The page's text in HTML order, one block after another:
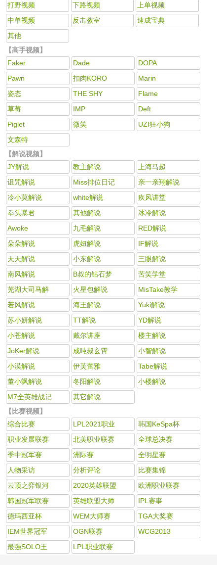
打野视频
下路视频
上单视频
中单视频
反击教室
速成宝典
其他
【高手视频】
Faker
Dade
DOPA
Pawn
扣肉KORO
Marin
姿态
THE SHY
Flame
草莓
IMP
Deft
Piglet
微笑
UZI狂小狗
文森特
【解说视频】
JY解说
教主解说
上海马超
诅咒解说
Miss排位日记
亲一亲翔解说
冷小莫解说
white解说
疾风讲堂
拳头暴君
其他解说
冰冷解说
Awoke
九毛解说
RED解说
朵朵解说
虎妞解说
IF解说
天天解说
小东解说
三眼解说
南风解说
B叔的钻石梦
苦笑学堂
芜湖大司马解
火星包解说
MisTake教学
若风解说
海王解说
Yuki解说
苏小妍解说
TT解说
YD解说
小苍解说
戴尔讲座
楼主解说
JoKer解说
成吨叔玄霄
小智解说
小漠解说
伊芙蕾雅
Tabe解说
董小飒解说
冬阳解说
小楼解说
M7全英雄战记
其它解说
【比赛视频】
综合比赛
LPL2021职业
韩国KeSpa杯
职业发展联赛
北美职业联赛
全球总决赛
季中冠军赛
洲际赛
全明星赛
人物采访
分析评论
比赛集锦
云顶之弈银河
2020英雄联盟
欧洲职业联赛
韩国冠军联赛
英雄联盟大师
IPL赛事
德玛西亚杯
WEM大师赛
TGA大奖赛
IEM世界冠军
OGN联赛
WCG2013
最强SOLO王
LPL职业联赛